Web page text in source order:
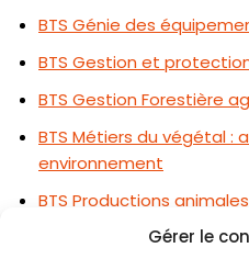
Gérer le
BTS Génie des
BTS Gestion et
BTS Gestion Forestière
BTS Métiers du végétal
environnement
BTS Productions animales
BTS Qualité,